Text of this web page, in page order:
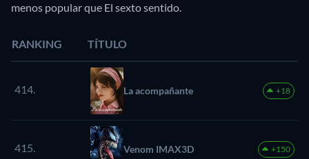
menos popular que El sexto sentido.
RANKING TÍTULO
414. La acompañante +18
415. Venom IMAX3D +150